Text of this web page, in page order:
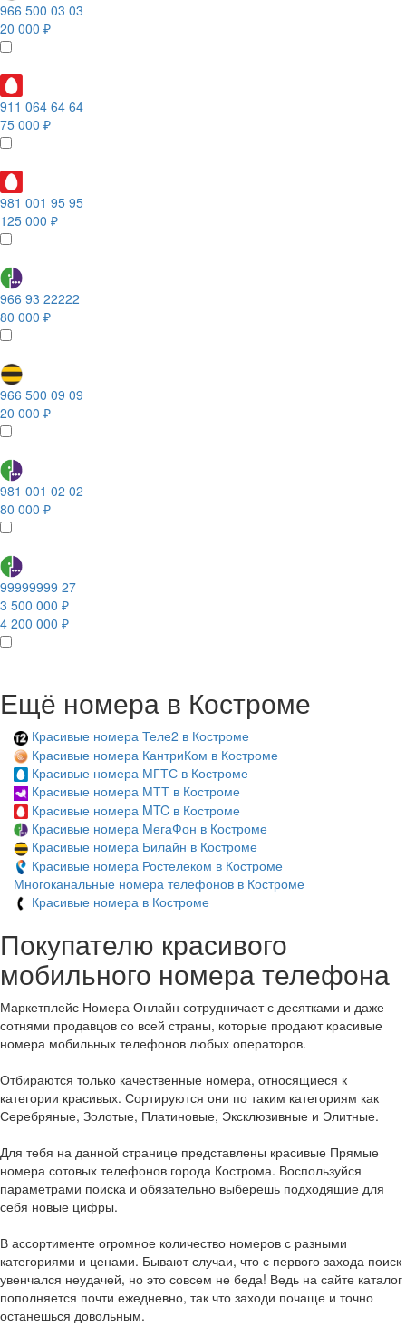
966 500 03 03
20 000 ₽
911 064 64 64
75 000 ₽
981 001 95 95
125 000 ₽
966 93 22222
80 000 ₽
966 500 09 09
20 000 ₽
981 001 02 02
80 000 ₽
99999999 27
3 500 000 ₽
4 200 000 ₽
Ещё номера в Костроме
Красивые номера Теле2 в Костроме
Красивые номера КантриКом в Костроме
Красивые номера МГТС в Костроме
Красивые номера МТТ в Костроме
Красивые номера MTC в Костроме
Красивые номера МегаФон в Костроме
Красивые номера Билайн в Костроме
Красивые номера Ростелеком в Костроме
Многоканальные номера телефонов в Костроме
Красивые номера в Костроме
Покупателю красивого
мобильного номера телефона
Маркетплейс Номера Онлайн сотрудничает с десятками и даже
сотнями продавцов со всей страны, которые продают красивые
номера мобильных телефонов любых операторов.
Отбираются только качественные номера, относящиеся к
категории красивых. Сортируются они по таким категориям как
Серебряные, Золотые, Платиновые, Эксклюзивные и Элитные.
Для тебя на данной странице представлены красивые Прямые
номера сотовых телефонов города Кострома. Воспользуйся
параметрами поиска и обязательно выберешь подходящие для
себя новые цифры.
В ассортименте огромное количество номеров с разными
категориями и ценами. Бывают случаи, что с первого захода поиск
увенчался неудачей, но это совсем не беда! Ведь на сайте каталог
пополняется почти ежедневно, так что заходи почаще и точно
останешься довольным.